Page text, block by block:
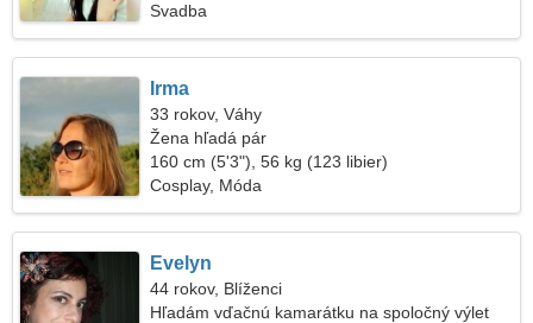
Svadba
Irma
33 rokov, Váhy
Žena hľadá pár
160 cm (5'3"), 56 kg (123 libier)
Cosplay, Móda
Evelyn
44 rokov, Blíženci
Hľadám vďačnú kamarátku na spoločný výlet